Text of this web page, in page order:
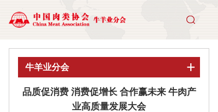
牛羊业分会
品质促消费 消费促增长 合作赢未来 牛肉产
业高质量发展大会